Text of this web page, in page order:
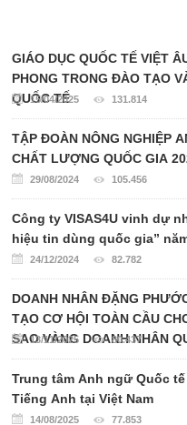
GIÁO DỤC QUỐC TẾ VIỆT
PHONG TRONG ĐÀO TẠO
QUỐC TẾ
15/04/2025 131.814
TẬP ĐOÀN NÔNG NGHIỆP AMAZON-
CHẤT LƯỢNG QUỐC GIA
29/08/2024 105.456
Công ty VISAS4U vinh dự
hiệu tin dùng quốc gia”
24/12/2024 82.782
DOANH NHÂN ĐẶNG
TẠO CƠ HỘI TOÀN CẦU
SAO VÀNG DOANH NHÂN
13/11/2025 80.437
Trung tâm Anh ngữ Quốc
Tiếng Anh tại Việt Nam
14/08/2025 77.853